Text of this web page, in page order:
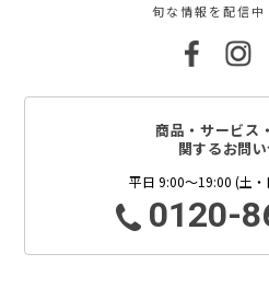
旬な情報を配信中
商品・サービス
関するお問
平日 9:00～19:00 (土
0120-